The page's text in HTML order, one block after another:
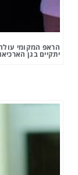
הראפ המקומי
יתקיים בגן